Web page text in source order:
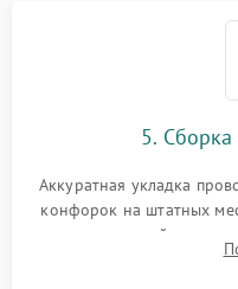
5.
Аккуратная укладка
конфорок на штатных
проверкой
термостойкого